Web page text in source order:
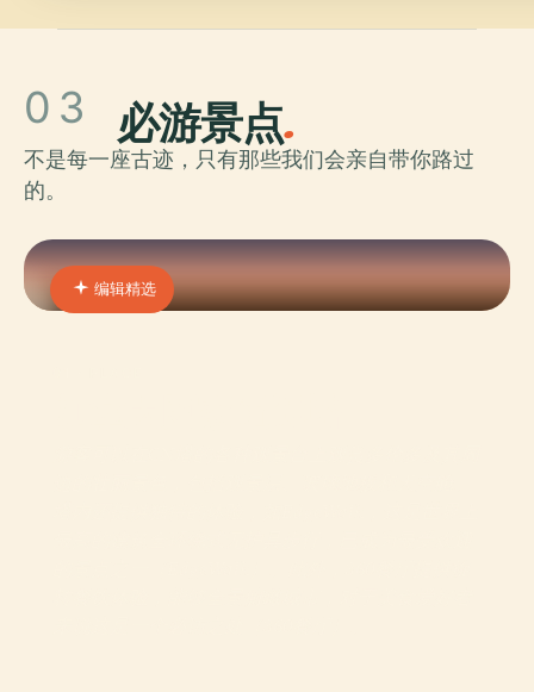
03 必游景点.
不是每一座古迹，只有那些我们会亲自带你路过
的。
编辑精选